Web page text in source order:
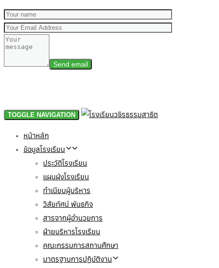
TOGGLE NAVIGATION
หน้าหลัก
ข้อมูลโรงเรียน
ประวัติโรงเรียน
แผนผังโรงเรียน
ทำเนียบผู้บริหาร
วิสัยทัศน์ พันธกิจ
สารจากผู้อำนวยการ
ฝ่ายบริหารโรงเรียน
คณะกรรมการสถานศึกษา
มาตรฐานการปฏิบัติงาน